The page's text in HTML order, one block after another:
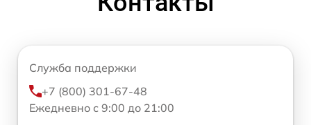
Служба поддержки
+7 (800) 301-67-48
Ежедневно с 9:00 до 21:00